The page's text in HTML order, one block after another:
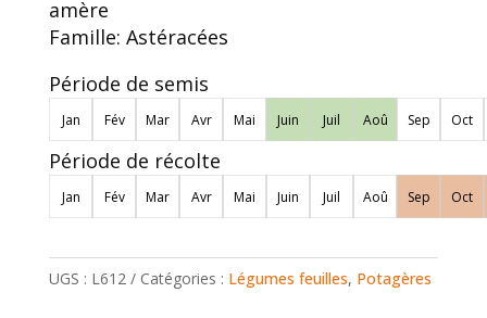
amère
Famille: Astéracées
Période de semis
Jan Fév Mar Avr Mai Juin Juil Aoû Sep Oct
Période de récolte
Jan Fév Mar Avr Mai Juin Juil Aoû Sep Oct
UGS : L612 Catégories : Légumes feuilles, Potagères